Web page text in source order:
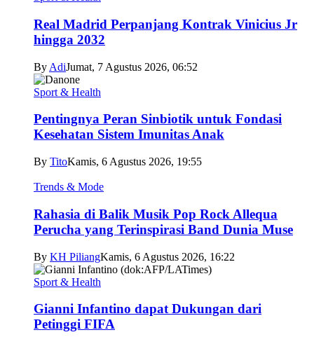
Real Madrid Perpanjang Kontrak Vinicius Jr
hingga 2032
By AdiJumat, 7 Agustus 2026, 06:52
Sport & Health
Pentingnya Peran Sinbiotik untuk Fondasi
Kesehatan Sistem Imunitas Anak
By TitoKamis, 6 Agustus 2026, 19:55
Trends & Mode
Rahasia di Balik Musik Pop Rock Allequa
Perucha yang Terinspirasi Band Dunia Muse
By KH PiliangKamis, 6 Agustus 2026, 16:22
Sport & Health
Gianni Infantino dapat Dukungan dari
Petinggi FIFA